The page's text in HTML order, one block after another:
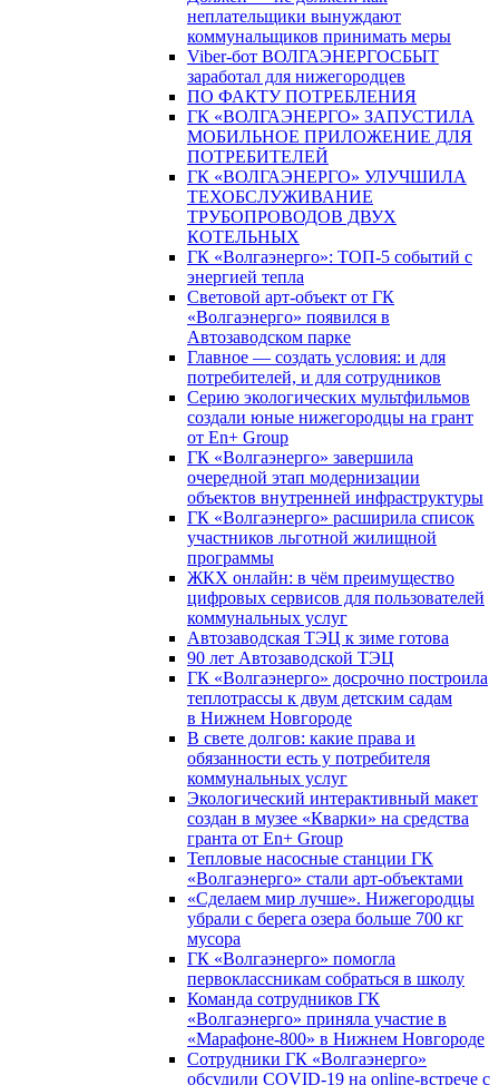
неплательщики вынуждают
коммунальщиков принимать меры
Viber-бот ВОЛГАЭНЕРГОСБЫТ
заработал для нижегородцев
ПО ФАКТУ ПОТРЕБЛЕНИЯ
ГК «ВОЛГАЭНЕРГО» ЗАПУСТИЛА
МОБИЛЬНОЕ ПРИЛОЖЕНИЕ ДЛЯ
ПОТРЕБИТЕЛЕЙ
ГК «ВОЛГАЭНЕРГО» УЛУЧШИЛА
ТЕХОБСЛУЖИВАНИЕ
ТРУБОПРОВОДОВ ДВУХ
КОТЕЛЬНЫХ
ГК «Волгаэнерго»: ТОП-5 событий с
энергией тепла
Световой арт-объект от ГК
«Волгаэнерго» появился в
Автозаводском парке
Главное — создать условия: и для
потребителей, и для сотрудников
Серию экологических мультфильмов
создали юные нижегородцы на грант
от En+ Group
ГК «Волгаэнерго» завершила
очередной этап модернизации
объектов внутренней инфраструктуры
ГК «Волгаэнерго» расширила список
участников льготной жилищной
программы
ЖКХ онлайн: в чём преимущество
цифровых сервисов для пользователей
коммунальных услуг
Автозаводская ТЭЦ к зиме готова
90 лет Автозаводской ТЭЦ
ГК «Волгаэнерго» досрочно построила
теплотрассы к двум детским садам
в Нижнем Новгороде
В свете долгов: какие права и
обязанности есть у потребителя
коммунальных услуг
Экологический интерактивный макет
создан в музее «Кварки» на средства
гранта от En+ Group
Тепловые насосные станции ГК
«Волгаэнерго» стали арт-объектами
«Сделаем мир лучше». Нижегородцы
убрали с берега озера больше 700 кг
мусора
ГК «Волгаэнерго» помогла
первоклассникам собраться в школу
Команда сотрудников ГК
«Волгаэнерго» приняла участие в
«Марафоне-800» в Нижнем Новгороде
Сотрудники ГК «Волгаэнерго»
обсудили COVID-19 на online-встрече с